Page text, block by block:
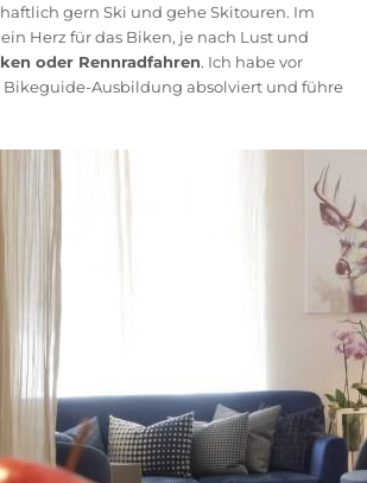
gern Ski und gehe Skitouren. Im
Herz für das Biken, je nach Lust und
oder Rennradfahren. Ich habe vor
Ausbildung absolviert und führe